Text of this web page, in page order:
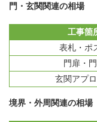
門・玄関関連の相場
工事箇
表札・ポ
門扉・
玄関アプ
境界・外周関連の相場